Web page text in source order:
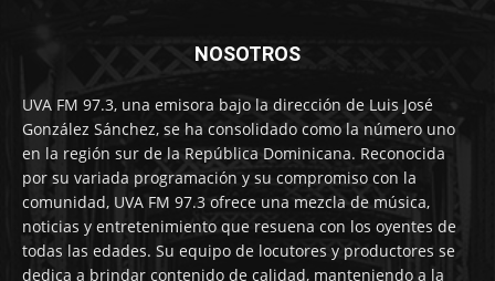
NOSOTROS
UVA FM 97.3, una emisora bajo la dirección de Luis José
González Sánchez, se ha consolidado como la número uno
en la región sur de la República Dominicana. Reconocida
por su variada programación y su compromiso con la
comunidad, UVA FM 97.3 ofrece una mezcla de música,
noticias y entretenimiento que resuena con los oyentes de
todas las edades. Su equipo de locutores y productores se
dedica a brindar contenido de calidad, manteniendo a la